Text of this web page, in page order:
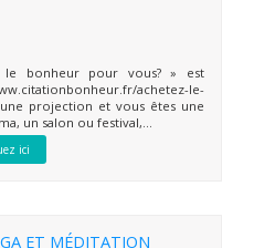
le bonheur pour vous? » est
achetez-le-
projection et vous êtes une
un salon ou festival,...
ici
ET MÉDITATION